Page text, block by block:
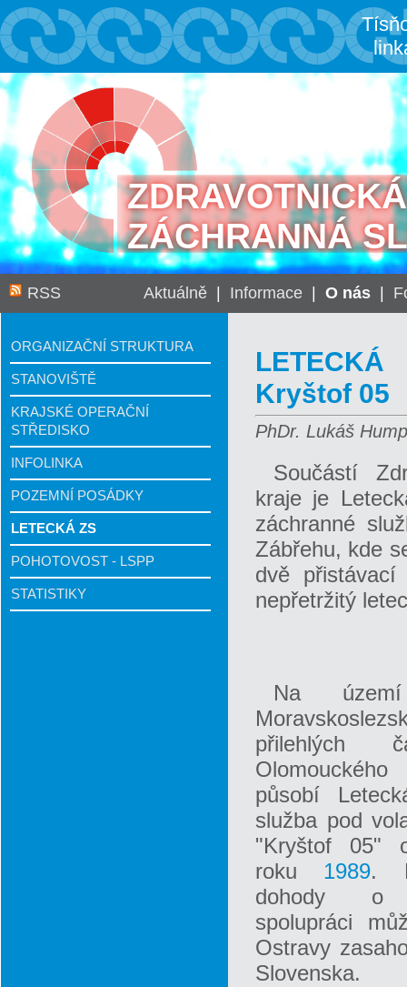
ZDRAVOTNICKÁ
ZÁCHRANNÁ
RSS Aktuálně Informace O nás
ORGANIZAČNÍ STRUKTURA
STANOVIŠTĚ
KRAJSKÉ OPERAČNÍ
STŘEDISKO
INFOLINKA
POZEMNÍ POSÁDKY
LETECKÁ ZS
POHOTOVOST - LSPP
STATISTIKY
LETECKÁ
Kryštof 05
PhDr. Lukáš
Součástí
kraje je
záchranné
Zábřehu, kde
dvě
nepřetržitý
Na
přilehlých
působí
služba pod
"Kryštof 05"
roku 1989.
dohody o
spolupráci
Ostravy
Slovenska.